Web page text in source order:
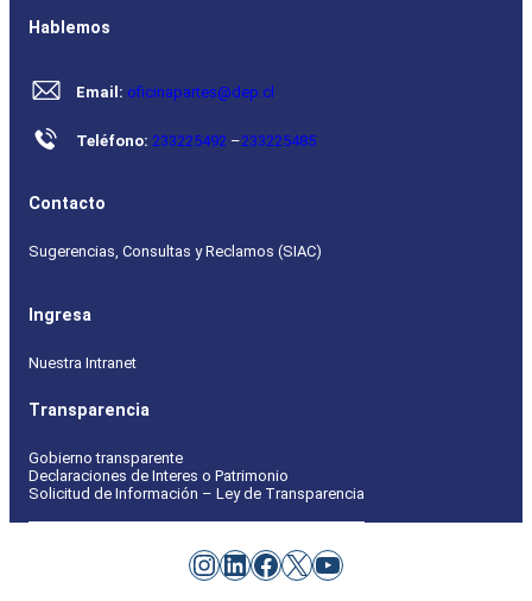
Hablemos
Email: oficinapartes@dep.cl
Teléfono: 233225492 –233225485
Contacto
Sugerencias, Consultas y Reclamos (SIAC)
Ingresa
Nuestra Intranet
Transparencia
Gobierno transparente
Declaraciones de Interes o Patrimonio
Solicitud de Información – Ley de Transparencia
Instagram
LinkedIn
Facebook
X YouTube